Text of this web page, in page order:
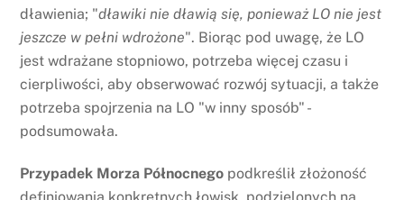
dławienia; "dławiki nie dławią się, ponieważ LO nie jest
jeszcze w pełni wdrożone". Biorąc pod uwagę, że LO
jest wdrażane stopniowo, potrzeba więcej czasu i
cierpliwości, aby obserwować rozwój sytuacji, a także
potrzeba spojrzenia na LO "w inny sposób" -
podsumowała.
Przypadek Morza Północnego podkreślił złożoność